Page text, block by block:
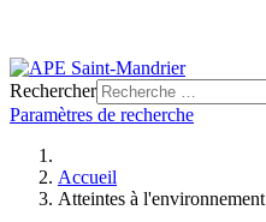
Rechercher
Paramètres de recherche
Accueil
Atteintes à l'environnement